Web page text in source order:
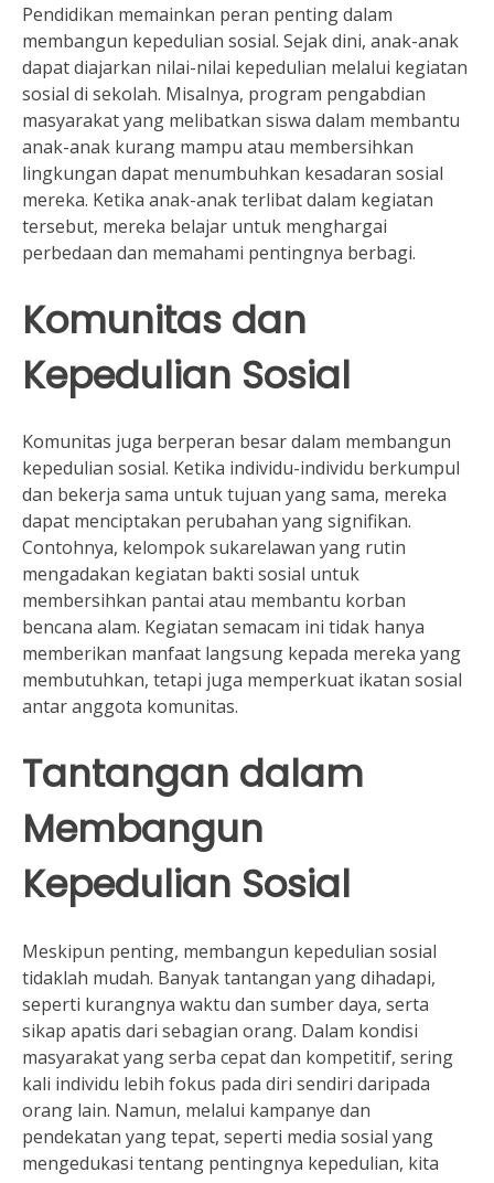
Pendidikan memainkan peran penting dalam
membangun kepedulian sosial. Sejak dini, anak-anak
dapat diajarkan nilai-nilai kepedulian melalui kegiatan
sosial di sekolah. Misalnya, program pengabdian
masyarakat yang melibatkan siswa dalam membantu
anak-anak kurang mampu atau membersihkan
lingkungan dapat menumbuhkan kesadaran sosial
mereka. Ketika anak-anak terlibat dalam kegiatan
tersebut, mereka belajar untuk menghargai
perbedaan dan memahami pentingnya berbagi.
Komunitas dan
Kepedulian Sosial
Komunitas juga berperan besar dalam membangun
kepedulian sosial. Ketika individu-individu berkumpul
dan bekerja sama untuk tujuan yang sama, mereka
dapat menciptakan perubahan yang signifikan.
Contohnya, kelompok sukarelawan yang rutin
mengadakan kegiatan bakti sosial untuk
membersihkan pantai atau membantu korban
bencana alam. Kegiatan semacam ini tidak hanya
memberikan manfaat langsung kepada mereka yang
membutuhkan, tetapi juga memperkuat ikatan sosial
antar anggota komunitas.
Tantangan dalam
Membangun
Kepedulian Sosial
Meskipun penting, membangun kepedulian sosial
tidaklah mudah. Banyak tantangan yang dihadapi,
seperti kurangnya waktu dan sumber daya, serta
sikap apatis dari sebagian orang. Dalam kondisi
masyarakat yang serba cepat dan kompetitif, sering
kali individu lebih fokus pada diri sendiri daripada
orang lain. Namun, melalui kampanye dan
pendekatan yang tepat, seperti media sosial yang
mengedukasi tentang pentingnya kepedulian, kita